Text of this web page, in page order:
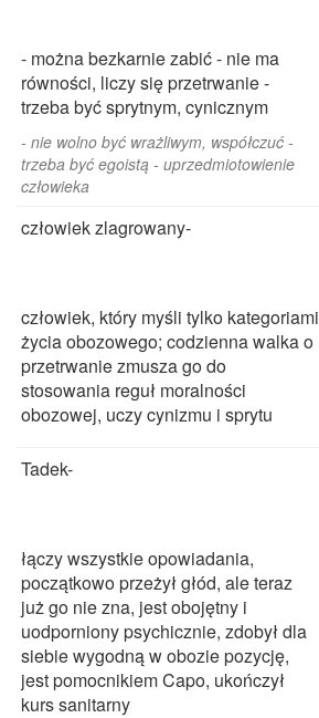
- można bezkarnie zabić - nie ma
równości, liczy się przetrwanie -
trzeba być sprytnym, cynicznym
- nie wolno być wrażliwym, współczuć -
trzeba być egoistą - uprzedmiotowienie
człowieka
człowiek zlagrowany-
człowiek, który myśli tylko kategoriami
życia obozowego; codzienna walka o
przetrwanie zmusza go do
stosowania reguł moralności
obozowej, uczy cynizmu i sprytu
Tadek-
łączy wszystkie opowiadania,
początkowo przeżył głód, ale teraz
już go nie zna, jest obojętny i
uodporniony psychicznie, zdobył dla
siebie wygodną w obozie pozycję,
jest pomocnikiem Capo, ukończył
kurs sanitarny